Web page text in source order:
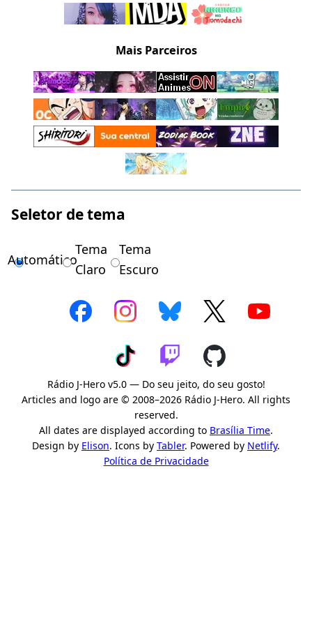
Mais Parceiros
Seletor de tema
Automático
Tema
Claro
Tema
Escuro
Rádio J-Hero v5.0 — Do seu jeito, do seu gosto!
Articles and logo are © 2008–2026 Rádio J-Hero. All rights
reserved.
All dates are displayed according to Brasília Time.
Design by Elison. Icons by Tabler. Powered by Netlify.
Política de Privacidade